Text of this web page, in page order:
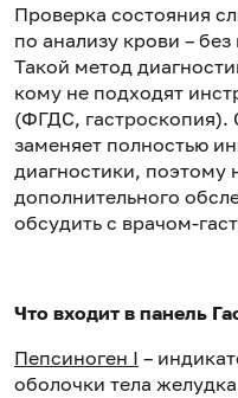
Проверка состояния
по анализу крови –
Такой метод
кому не подходят
(ФГДС, гастроскопия).
заменяет полностью
диагностики, поэтому
дополнительного
обсудить с врачом-
Что входит в панель
Пепсиноген I –
оболочки тела